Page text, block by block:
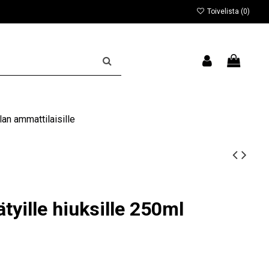
Toivelista (0)
ammattilaisille
hiuksille 250ml